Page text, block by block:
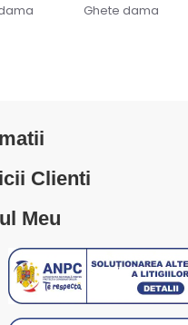
Ghete dama
Clienti
Meu